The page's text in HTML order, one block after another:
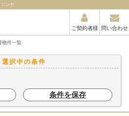
ンヤ
ご契約者様 問い合わせ
物件一覧
選択中の条件
条件を保存